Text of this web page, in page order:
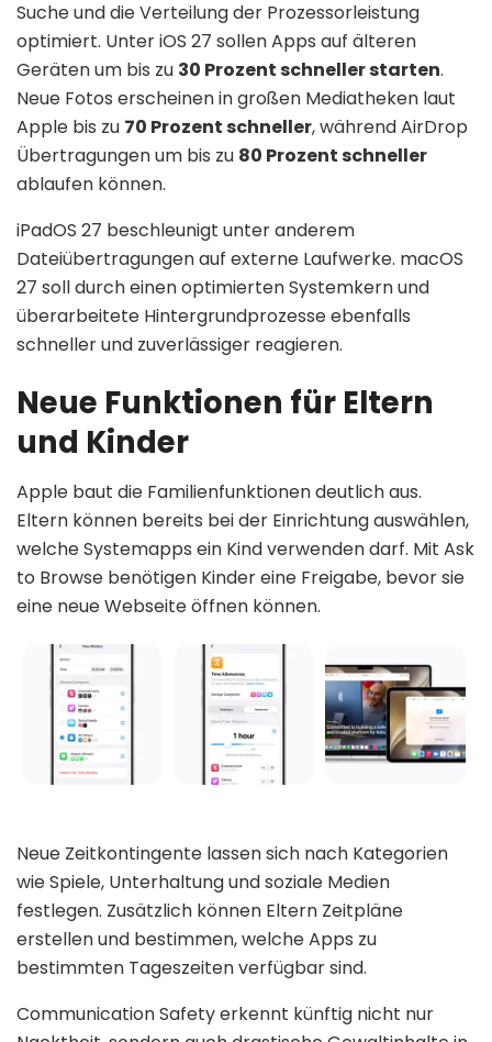
Suche und die Verteilung der Prozessorleistung
optimiert. Unter iOS 27 sollen Apps auf älteren
Geräten um bis zu 30 Prozent schneller starten.
Neue Fotos erscheinen in großen Mediatheken laut
Apple bis zu 70 Prozent schneller, während AirDrop
Übertragungen um bis zu 80 Prozent schneller
ablaufen können.
iPadOS 27 beschleunigt unter anderem
Dateiübertragungen auf externe Laufwerke. macOS
27 soll durch einen optimierten Systemkern und
überarbeitete Hintergrundprozesse ebenfalls
schneller und zuverlässiger reagieren.
Neue Funktionen für Eltern
und Kinder
Apple baut die Familienfunktionen deutlich aus.
Eltern können bereits bei der Einrichtung auswählen,
welche Systemapps ein Kind verwenden darf. Mit Ask
to Browse benötigen Kinder eine Freigabe, bevor sie
eine neue Webseite öffnen können.
Neue Zeitkontingente lassen sich nach Kategorien
wie Spiele, Unterhaltung und soziale Medien
festlegen. Zusätzlich können Eltern Zeitpläne
erstellen und bestimmen, welche Apps zu
bestimmten Tageszeiten verfügbar sind.
Communication Safety erkennt künftig nicht nur